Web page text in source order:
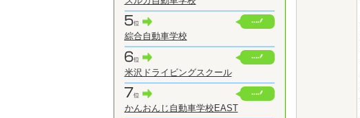
綜合自動車学校
米沢ドライビングスクール
かんおんじ自動車学校EAST